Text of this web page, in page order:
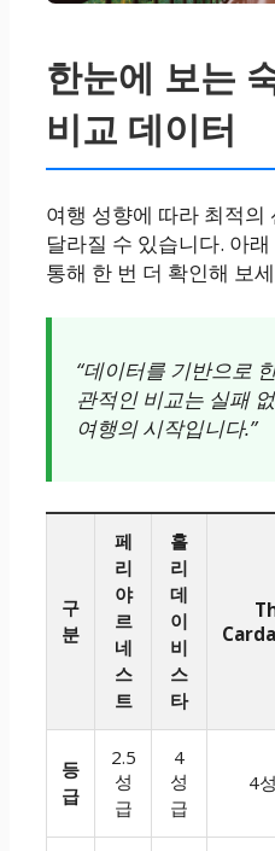
한눈에 보는
비교 데이터
여행 성향에 따라 최적의
달라질 수 있습니다. 아래
통해 한 번 더 확인해 보
“데이터를 기반으로
관적인 비교는 실패
여행의 시작입니다.”
구
분
페
리
야
르
네
스
트
홀
리
데
이
비
스
타
등
급
2.5
성
급
4
성
급
4